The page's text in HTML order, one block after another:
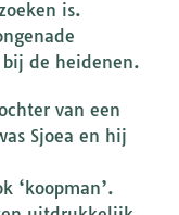
is.
de heidenen.
van een
Sjoea en hij
‘koopman’.